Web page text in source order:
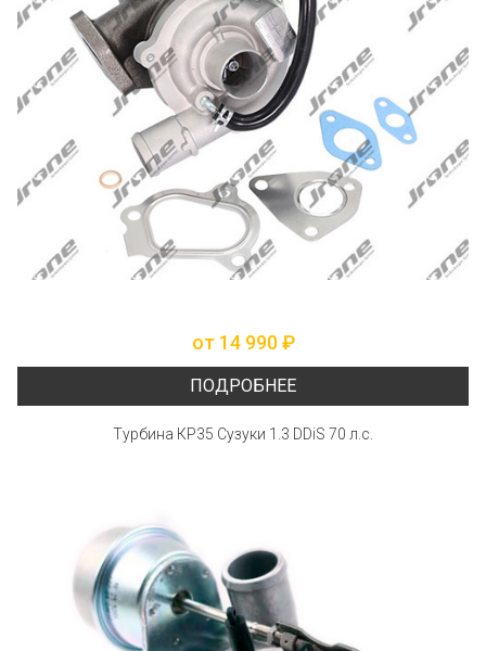
от 14 990 ₽
ПОДРОБНЕЕ
Турбина КР35 Сузуки 1.3 DDiS 70 л.с.